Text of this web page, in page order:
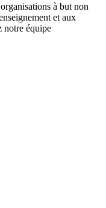
à but non
et aux
notre équipe